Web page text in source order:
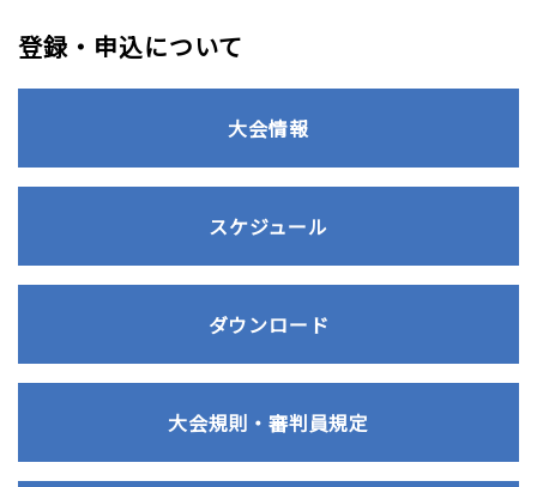
登録・申込について
大会情報
スケジュール
ダウンロード
大会規則・審判員規定